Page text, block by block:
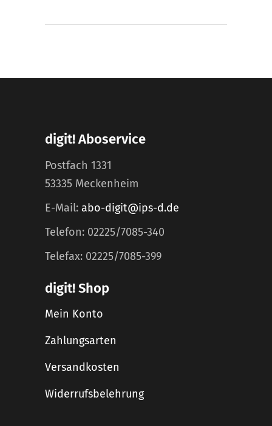
digit! Aboservice
Postfach 1331
53335 Meckenheim
E-Mail: abo-digit@ips-d.de
Telefon: 02225/7085-340
Telefax: 02225/7085-399
digit! Shop
Mein Konto
Zahlungsarten
Versandkosten
Widerrufsbelehrung